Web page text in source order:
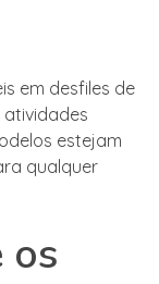
em desfiles de
estejam
qualquer
os